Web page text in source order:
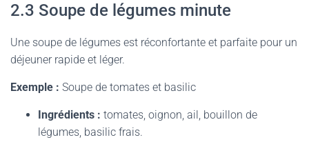
2.3 Soupe de légumes minute
Une soupe de légumes est réconfortante et parfaite pour un
déjeuner rapide et léger.
Exemple : Soupe de tomates et basilic
Ingrédients : tomates, oignon, ail, bouillon de
légumes, basilic frais.